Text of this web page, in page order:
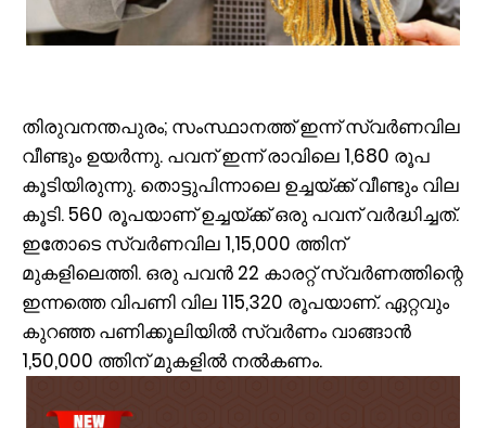
തിരുവനന്തപുരം; സംസ്ഥാനത്ത് ഇന്ന് സ്വർണവില
വീണ്ടും ഉയർന്നു. പവന് ഇന്ന് രാവിലെ 1,680 രൂപ
കൂടിയിരുന്നു. തൊട്ടുപിന്നാലെ ഉച്ചയ്ക്ക് വീണ്ടും വില
കൂടി. 560 രൂപയാണ് ഉച്ചയ്ക്ക് ഒരു പവന് വർദ്ധിച്ചത്.
ഇതോടെ സ്വർണവില 1,15,000 ത്തിന്
മുകളിലെത്തി. ഒരു പവൻ 22 കാരറ്റ് സ്വർണത്തിന്റെ
ഇന്നത്തെ വിപണി വില 115,320 രൂപയാണ്. ഏറ്റവും
കുറഞ്ഞ പണിക്കൂലിയിൽ സ്വർണം വാങ്ങാൻ
1,50,000 ത്തിന് മുകളിൽ നൽകണം.